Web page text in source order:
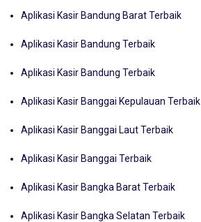
Aplikasi Kasir Bandung Barat Terbaik
Aplikasi Kasir Bandung Terbaik
Aplikasi Kasir Bandung Terbaik
Aplikasi Kasir Banggai Kepulauan Terbaik
Aplikasi Kasir Banggai Laut Terbaik
Aplikasi Kasir Banggai Terbaik
Aplikasi Kasir Bangka Barat Terbaik
Aplikasi Kasir Bangka Selatan Terbaik